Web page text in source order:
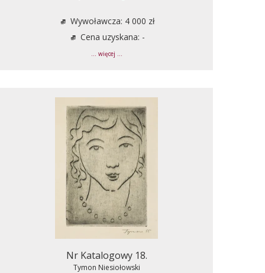
Wywoławcza: 4 000 zł
Cena uzyskana: -
... więcej ...
Nr Katalogowy 18.
Tymon Niesiołowski